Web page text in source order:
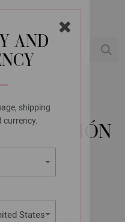
AND
shipping
currency.
States
1 - EDICIÓN
2025/26